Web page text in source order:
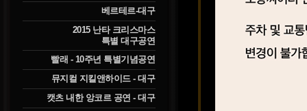
베르테르-대구
2015 난타 크리스마스
특별 대구공연
빨래 - 10주년 특별기념공연
뮤지컬 지킬앤하이드 - 대구
캣츠 내한 앙코르 공연 - 대구